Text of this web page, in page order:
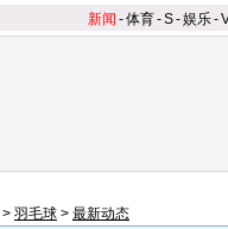
新闻 -体育-S-娱乐-
> 羽毛球 > 最新动态